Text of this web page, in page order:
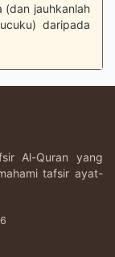
(dan jauhkanlah
daripada
Al-Quran yang
tafsir ayat-